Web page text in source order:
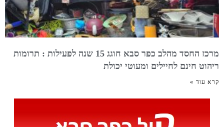
מרכז החסד מהלב כפר סבא חוגג 15 שנה לפעילות : תרומות
ריהוט חינם לחיילים ומעוטי יכולת
קרא עוד »